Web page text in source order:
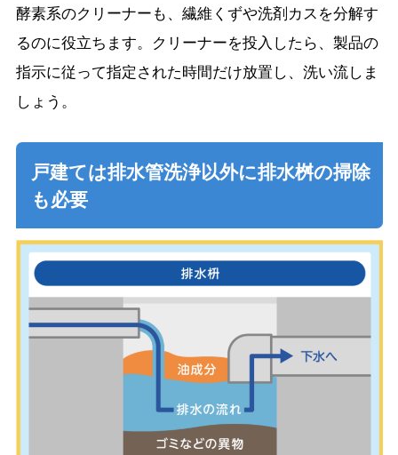
酵素系のクリーナーも、繊維くずや洗剤カスを分解す
るのに役立ちます。クリーナーを投入したら、製品の
指示に従って指定された時間だけ放置し、洗い流しま
しょう。
戸建ては排水管洗浄以外に排水桝の掃除
も必要